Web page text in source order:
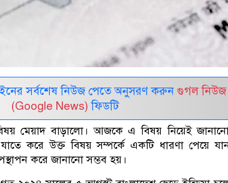
সর্বশেষ নিউজ পেতে অনুসরণ করুন গুগল নিউজ
(Google News) ফিডটি
মেয়াদ বাড়ালো। আজকে এ বিষয় নিয়েই
করে উক্ত বিষয় সম্পর্কে একটি ধারণা পেয়ে
করে জানানো সম্ভব হয়।